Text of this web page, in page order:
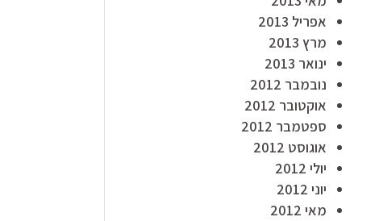
אפריל 2013
מרץ 2013
ינואר 2013
נובמבר 2012
אוקטובר 2012
ספטמבר 2012
אוגוסט 2012
יולי 2012
יוני 2012
מאי 2012